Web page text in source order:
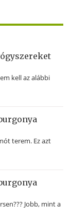
kell az alábbi
terem. Ez azt
Jobb, mint a